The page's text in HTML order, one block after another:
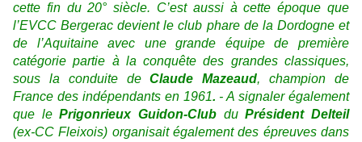
cette fin du 20° siècle. C’est aussi à cette époque que
l’EVCC Bergerac devient le club phare de la Dordogne et
de l’Aquitaine avec une grande équipe de première
catégorie partie à la conquête des grandes classiques,
sous la conduite deClaude Mazeaud, champion de
France des indépendants en 1961. - A signaler également
que lePrigonrieux Guidon-Club duPrésident Delteil
(ex-CC Fleixois) organisait également des épreuves dans